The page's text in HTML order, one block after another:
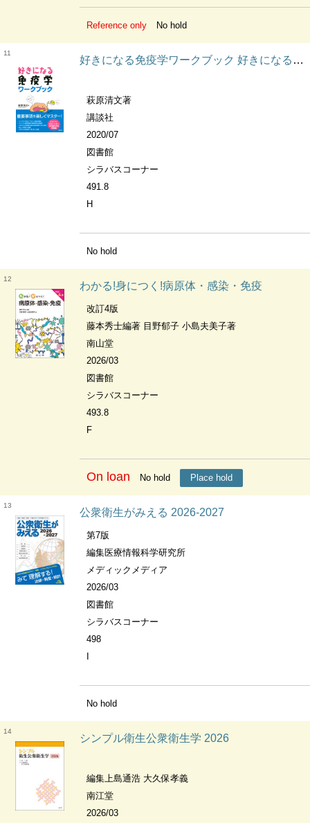
Reference only No hold
11
好きになる免疫学ワークブック 好きになるシリーズ
萩原清文著
講談社
2020/07
図書館
シラバスコーナー
491.8
H
No hold
12
わかる!身につく!病原体・感染・免疫
改訂4版
藤本秀士編著 目野郁子 小島夫美子著
南山堂
2026/03
図書館
シラバスコーナー
493.8
F
On loan No hold Place hold
13
公衆衛生がみえる 2026-2027
第7版
編集医療情報科学研究所
メディックメディア
2026/03
図書館
シラバスコーナー
498
No hold
14
シンプル衛生公衆衛生学 2026
編集上島通浩 大久保孝義
南江堂
2026/03